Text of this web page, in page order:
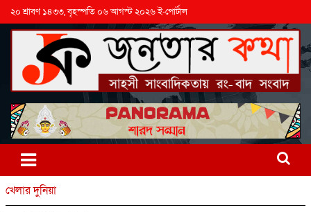
২০ শ্রাবণ ১৪৩৩, বৃহস্পতি ০৬ আগস্ট ২০২৬ ই-পোর্টাল
খেলার দুনিয়া